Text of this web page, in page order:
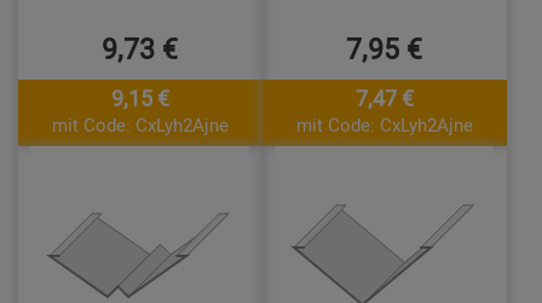
9,73 €
9,15 €
mit Code: CxLyh2Ajne
7,95 €
7,47 €
mit Code: CxLyh2Ajne